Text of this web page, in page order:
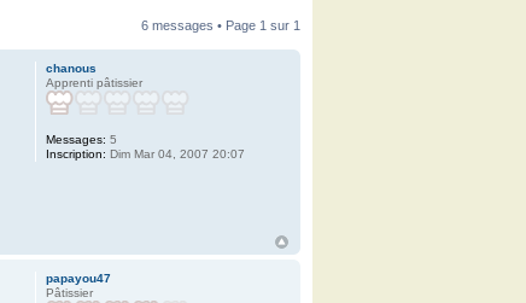
6 messages • Page 1 sur 1
chanous
Apprenti pâtissier
Messages: 5
Inscription: Dim Mar 04, 2007 20:07
papayou47
Pâtissier